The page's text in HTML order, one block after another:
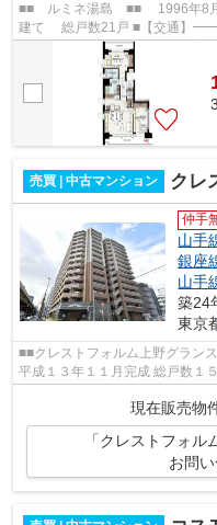
■■ ルミネ湯島 ■■ 1996年8月完成 鉄骨鉄筋コンクリート造 地上11階
建て 総戸数21戸 ■【交通】━━━━━━━━━━━━━━━ 千代田線
【湯島】駅より徒歩1分 銀座線
売買 | 中古マンション クレ
仲手
山手
銀座
山手
築24
東京
■■クレストフォルム上野グランステージ■■ ＪＲ山手線「
平成１３年１１月完成 総戸数１５７戸のビッグコミュニティ 駅徒歩５分の好
現在販売物
「クレストフォ
お問